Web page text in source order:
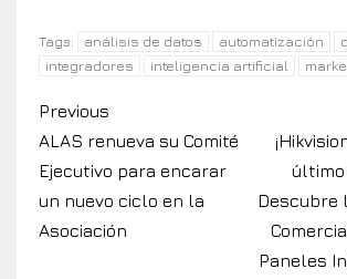
Tags: análisis de datos automatización
integradores
inteligencia artificial
Previous
ALAS renueva su Comité
Ejecutivo para encarar
un nuevo ciclo en la
Asociación
último
Descubre
Paneles